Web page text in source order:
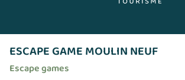
ESCAPE GAME MOULIN NEUF
Escape games